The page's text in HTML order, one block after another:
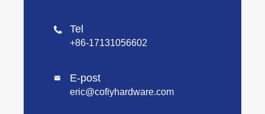
 Tel
+86-17131056602
 E-post
eric@cofiyhardware.com